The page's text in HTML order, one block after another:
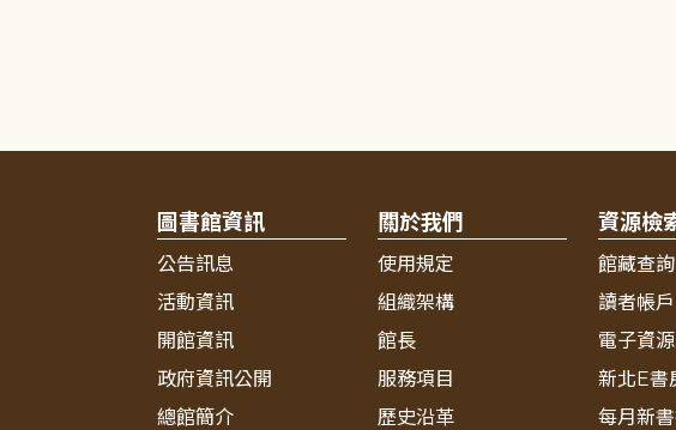
圖書館資訊
公告訊息
活動資訊
開館資訊
政府資訊公開
總館簡介
關於我們
使用規定
組織架構
館長
服務項目
歷史沿革
資源檢
館藏查詢
讀者帳戶
電子資源
新北E書
每月新